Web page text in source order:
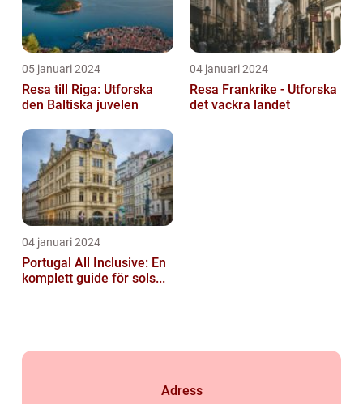
05 januari 2024
Resa till Riga: Utforska
den Baltiska juvelen
04 januari 2024
Resa Frankrike - Utforska
det vackra landet
04 januari 2024
Portugal All Inclusive: En
komplett guide för sols...
Adress